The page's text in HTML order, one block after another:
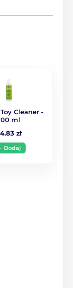
Cleaner -
ml
zł
Dodaj